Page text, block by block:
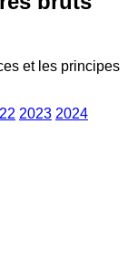
et les principes
2023 2024